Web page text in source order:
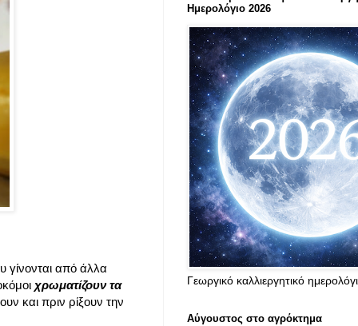
γίνονται από άλλα
χρωματίζουν τα
και πριν ρίξουν την
Ημερολόγιο 2026
Γεωργικό καλλιεργητικό
Αύγουστος στο αγρόκτημα